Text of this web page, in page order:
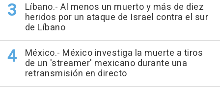
Líbano.- Al menos un muerto y más de diez
heridos por un ataque de Israel contra el sur
de Líbano
México.- México investiga la muerte a tiros
de un 'streamer' mexicano durante una
retransmisión en directo